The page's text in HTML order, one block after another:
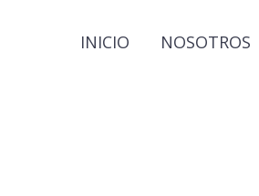
INICIO NOSOTROS